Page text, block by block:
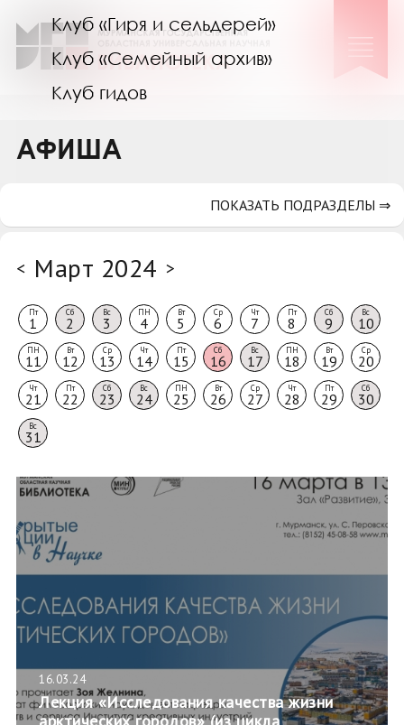
Клуб «Гиря и сельдерей»
Клуб «Семейный архив»
Клуб гидов
Коллегам
АФИША
< Март 2024 >
Пт
1
Сб
2
Вс
3
ПН
4
Вт
5
Ср
6
Чт
7
Пт
8
Сб
9
Вс
10
ПН
11
Вт
12
Ср
13
Чт
14
Пт
15
Сб
16
Вс
17
ПН
18
Вт
19
Ср
20
Чт
21
Пт
22
Сб
23
Вс
24
ПН
25
Вт
26
Ср
27
Чт
28
Пт
29
Сб
30
Вс
31
16.03.24
Лекция «Исследования качества жизни
ПОКАЗАТЬ ПОДРАЗДЕЛЫ ⇒